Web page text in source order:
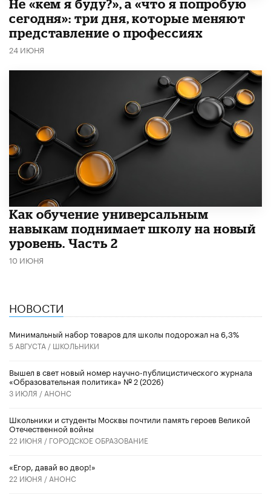
Не «кем я буду?», а «что я попробую
сегодня»: три дня, которые меняют
представление о профессиях
24 ИЮНЯ
​Как обучение универсальным
навыкам поднимает школу на новый
уровень. Часть 2
10 ИЮНЯ
НОВОСТИ
Минимальный набор товаров для школы подорожал на 6,3%
5 АВГУСТА / ШКОЛЬНИКИ
Вышел в свет новый номер научно-публицистического журнала
«Образовательная политика» № 2 (2026)
3 ИЮЛЯ / АНОНС
Школьники и студенты Москвы почтили память героев Великой
Отечественной войны
22 ИЮНЯ / ГОРОДСКОЕ ОБРАЗОВАНИЕ
«Егор, давай во двор!»
22 ИЮНЯ / АНОНС